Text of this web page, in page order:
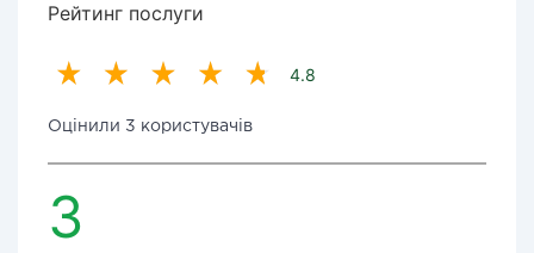
Рейтинг послуги
4.8
Оцінили 3 користувачів
3